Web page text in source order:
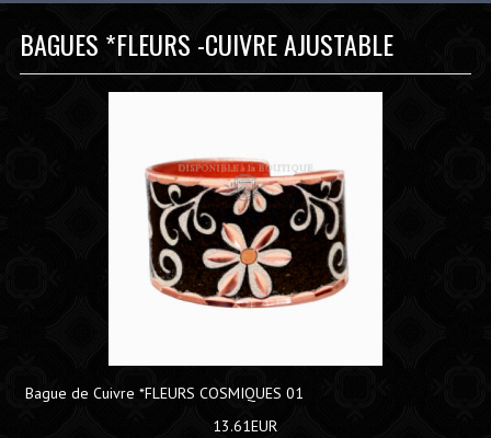
BAGUES *FLEURS -CUIVRE AJUSTABLE
Bague de Cuivre *FLEURS COSMIQUES 01
13.61EUR